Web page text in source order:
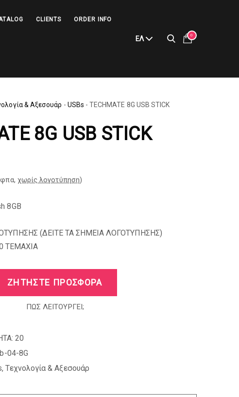
CLIENTS ORDER INFO
ΕΛ 0
& Αξεσουάρ - USBs - TECHMATE 8G USB STICK
8G USB STICK
χωρίς λογοτύπηση)
8GB
(ΔΕΙΤΕ ΤΑ ΣΗΜΕΙΑ ΛΟΓΟΤΥΠΗΣΗΣ)
ΖΗΤΗΣΤΕ ΠΡΟΣΦΟΡΑ
ΠΩΣ ΛΕΙΤΟΥΡΓΕΙ;
20
04-8G
,Τεχνολογία & Αξεσουάρ